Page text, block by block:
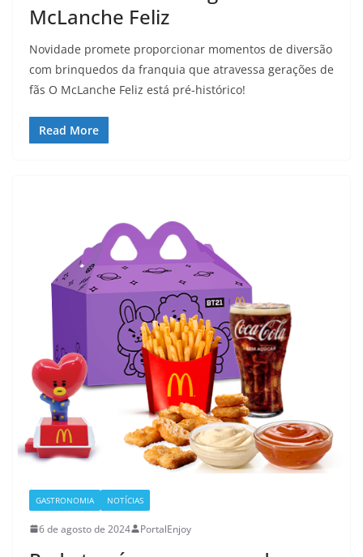
McLanche Feliz
Novidade promete proporcionar momentos de diversão
com brinquedos da franquia que atravessa gerações de
fãs O McLanche Feliz está pré-histórico!
Read More
GASTRONOMIA NOTÍCIAS
6 de agosto de 2024 PortalEnjoy